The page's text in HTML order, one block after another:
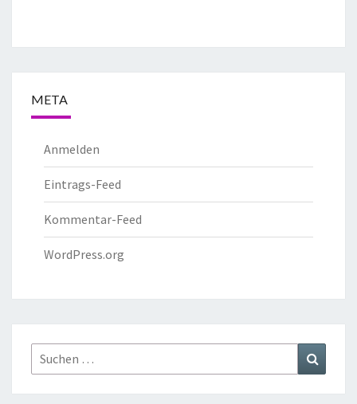
META
Anmelden
Eintrags-Feed
Kommentar-Feed
WordPress.org